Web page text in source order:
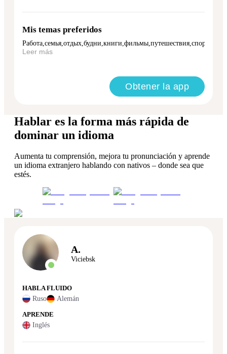
Mis temas preferidos
Работа,семья,отдых,будни,книги,фильмы,путешествия,спор...
Leer más
Obtener la app
Hablar es la forma más rápida de
dominar un idioma
Aumenta tu comprensión, mejora tu pronunciación y aprende
un idioma extranjero hablando con nativos – donde sea que
estés.
A.
Viciebsk
HABLA FLUIDO
Ruso Alemán
APRENDE
Inglés